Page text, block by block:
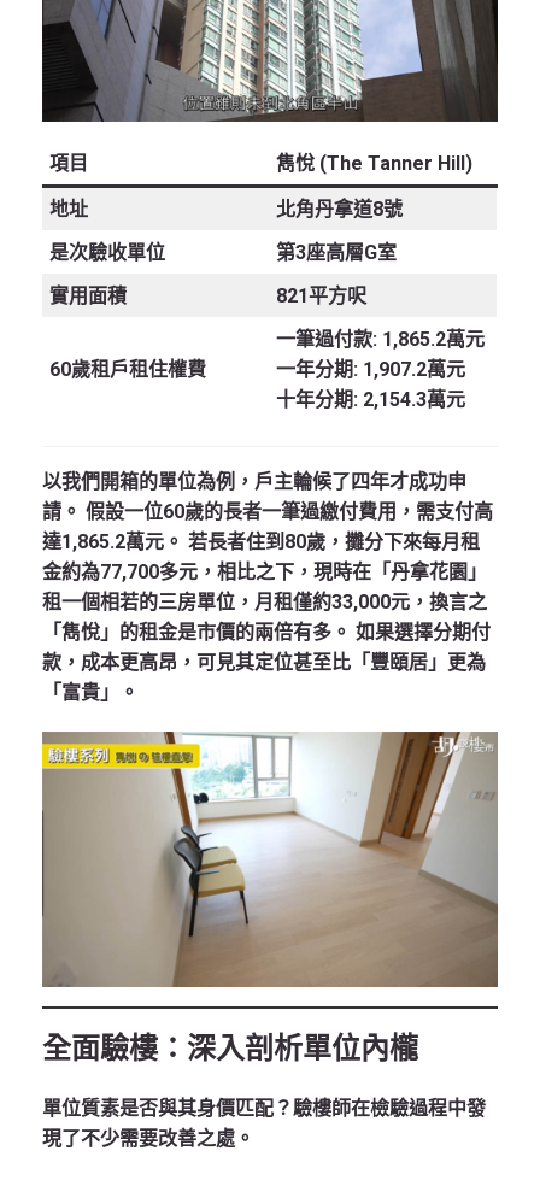
項目
雋悅 (The Tanner Hill)
地址
北角丹拿道8號
是次驗收單位
第3座高層G室
實用面積
821平方呎
60歲租戶租住權費
一筆過付款: 1,865.2萬元
一年分期: 1,907.2萬元
十年分期: 2,154.3萬元
以我們開箱的單位為例，戶主輪候了四年才成功申
請。 假設一位60歲的長者一筆過繳付費用，需支付高
達1,865.2萬元。 若長者住到80歲，攤分下來每月租
金約為77,700多元，相比之下，現時在「丹拿花園」
租一個相若的三房單位，月租僅約33,000元，換言之
「雋悅」的租金是市價的兩倍有多。 如果選擇分期付
款，成本更高昂，可見其定位甚至比「豐頤居」更為
「富貴」。
全面驗樓：深入剖析單位內櫳
單位質素是否與其身價匹配？驗樓師在檢驗過程中發
現了不少需要改善之處。